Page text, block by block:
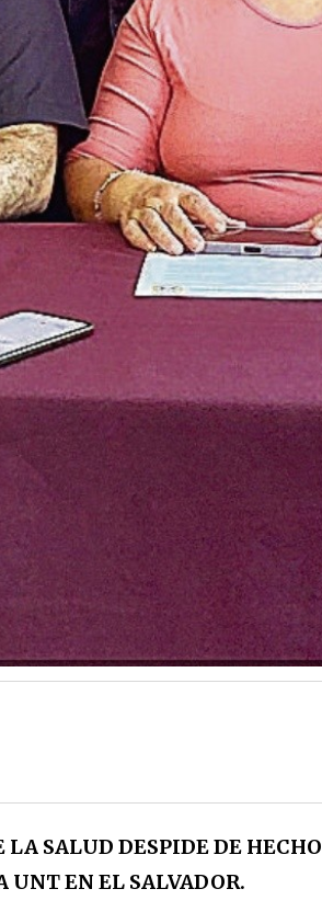
SALUD DESPIDE DE
UNT EN EL SALVADOR.